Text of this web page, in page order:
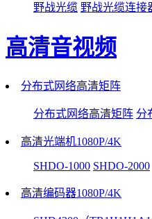
野战光缆 野战光缆连接
高清音视频
分布式网络高清矩阵
分布式网络高清矩阵 分
高清光端机1080P/4K
SHDO-1000 SHDO-2000
高清编码器1080P/4K